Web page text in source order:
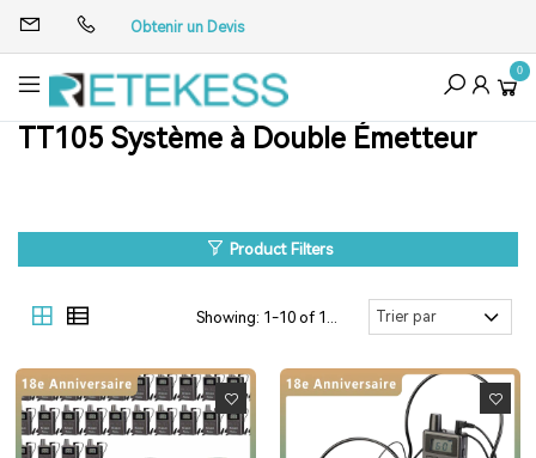
Obtenir un Devis
0
TT105 Système à Double Émetteur
Product Filters
Showing: 1-10 of 10 Results